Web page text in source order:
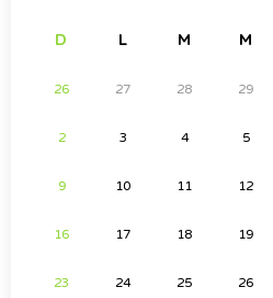
D L M M
26 27 28 29
2 3 4 5
9 10 11 12
16 17 18 19
23 24 25 26